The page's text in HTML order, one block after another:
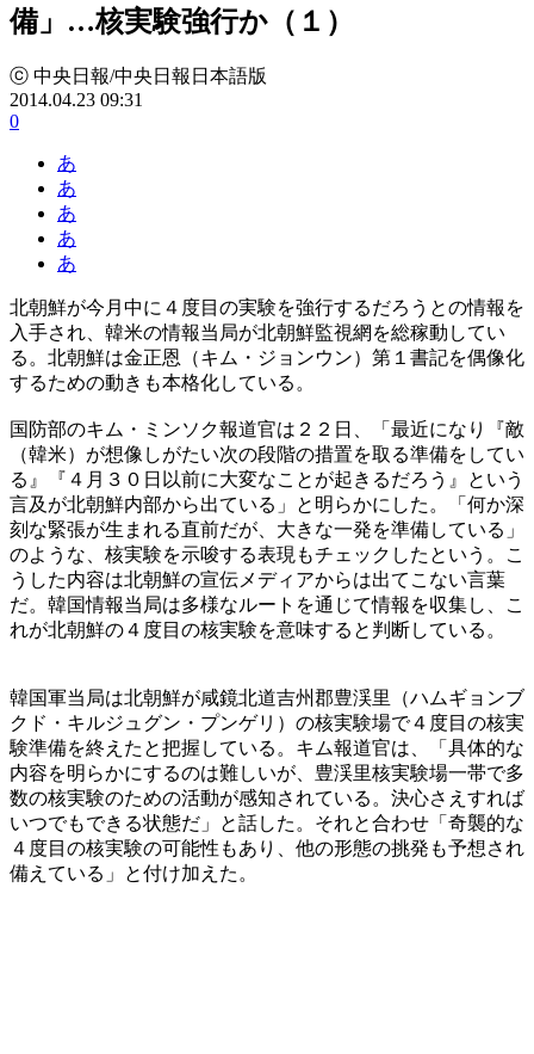
備」…核実験強行か（１）
ⓒ 中央日報/中央日報日本語版
2014.04.23 09:31
0
あ
あ
あ
あ
あ
北朝鮮が今月中に４度目の実験を強行するだろうとの情報を
入手され、韓米の情報当局が北朝鮮監視網を総稼動してい
る。北朝鮮は金正恩（キム・ジョンウン）第１書記を偶像化
するための動きも本格化している。
国防部のキム・ミンソク報道官は２２日、「最近になり『敵
（韓米）が想像しがたい次の段階の措置を取る準備をしてい
る』『４月３０日以前に大変なことが起きるだろう』という
言及が北朝鮮内部から出ている」と明らかにした。「何か深
刻な緊張が生まれる直前だが、大きな一発を準備している」
のような、核実験を示唆する表現もチェックしたという。こ
うした内容は北朝鮮の宣伝メディアからは出てこない言葉
だ。韓国情報当局は多様なルートを通じて情報を収集し、こ
れが北朝鮮の４度目の核実験を意味すると判断している。
韓国軍当局は北朝鮮が咸鏡北道吉州郡豊渓里（ハムギョンブ
クド・キルジュグン・プンゲリ）の核実験場で４度目の核実
験準備を終えたと把握している。キム報道官は、「具体的な
内容を明らかにするのは難しいが、豊渓里核実験場一帯で多
数の核実験のための活動が感知されている。決心さえすれば
いつでもできる状態だ」と話した。それと合わせ「奇襲的な
４度目の核実験の可能性もあり、他の形態の挑発も予想され
備えている」と付け加えた。